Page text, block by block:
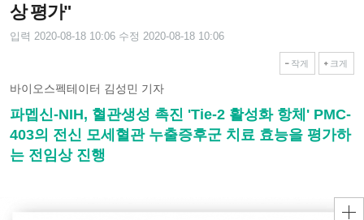
상 평가"
입력 2020-08-18 10:06 수정 2020-08-18 10:06
작게 크게
바이오스펙테이터 김성민 기자
파멥신-NIH, 혈관생성 촉진 'Tie-2 활성화 항체' PMC-
403의 전신 모세혈관 누출증후군 치료 효능을 평가하
는 전임상 진행